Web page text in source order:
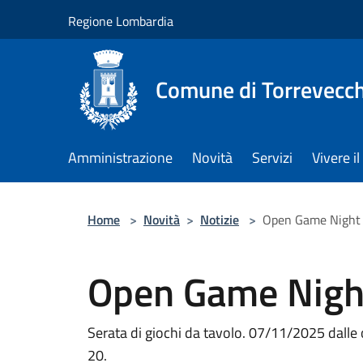
Regione Lombardia
Comune di
Amministrazione Novità Servizi Vivere
Home > Novità > Notizie > Open Game Night
Open Game
Serata di giochi da tavolo. 07/11/2025
20.